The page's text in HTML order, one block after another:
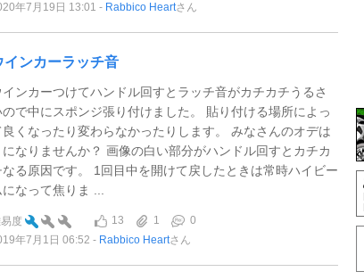
年7月19日 13:01
Rabbico Heartさん
インカーラッチ音
インカーつけてハンドル回すとラッチ音がカチカチうるさ
ので中にスポンジ張り付けました。 貼り付ける場所によっ
良くなったり変わらなかったりします。 みなさんのオデは
になりませんか？ 画像の白い部分がハンドル回すとカチカ
なる原因です。 1回目中を開けて戻したときは常時ハイビー
になって焦りま ...
度 13 1
0
年7月1日 06:52
Rabbico Heartさん